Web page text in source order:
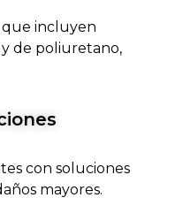
que incluyen
y de poliuretano,
con soluciones
mayores.